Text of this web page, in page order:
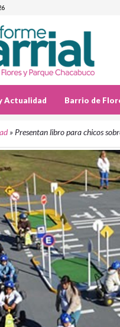
Actualidad Barrio de
» Presentan libro para chicos